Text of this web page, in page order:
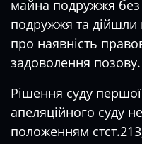
майна подружжя без
подружжя та дійшли
про наявність
задоволення позову.
Рішення суду першої
апеляційного суду
положенням